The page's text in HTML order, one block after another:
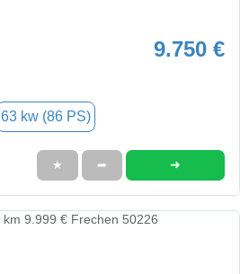
9.750 €
63 kw (86 PS)
★ ➦ ➜